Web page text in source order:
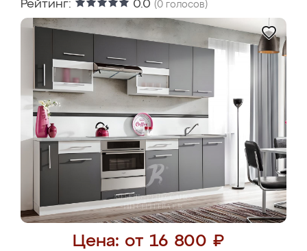
Рейтинг: 0.0 (0 голосов)
Цена: от 16 800 ₽